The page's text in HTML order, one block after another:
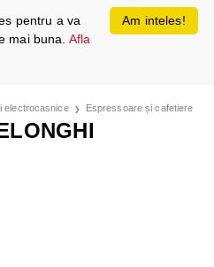
electrocasnice Espressoare și cafetiere
Am inteles!
pentru a va
mai buna. Afla